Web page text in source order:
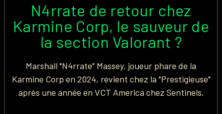
N4rrate de retour chez
Karmine Corp, le sauveur de
la section Valorant ?
Marshall "N4rrate" Massey, joueur phare de la
Karmine Corp en 2024, revient chez la "Prestigieuse"
après une année en VCT America chez Sentinels.